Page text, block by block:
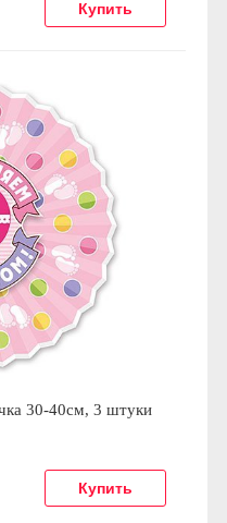
30-40см, 3 штуки